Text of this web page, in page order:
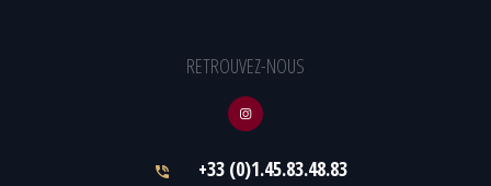
RETROUVEZ-NOUS
+33 (0)1.45.83.48.83